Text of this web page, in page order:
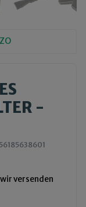
-
versenden